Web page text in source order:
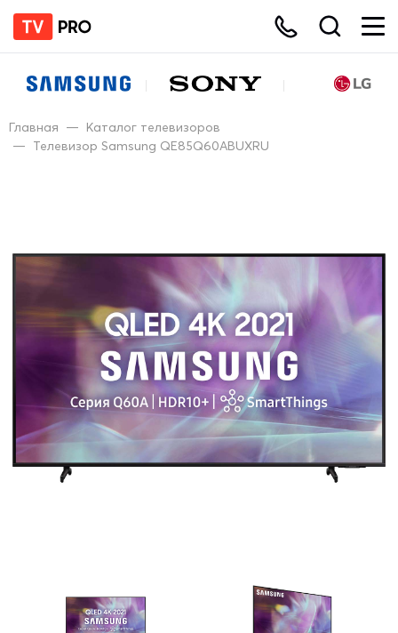
Главная — Каталог телевизоров
— Телевизор Samsung QE85Q60ABUXRU